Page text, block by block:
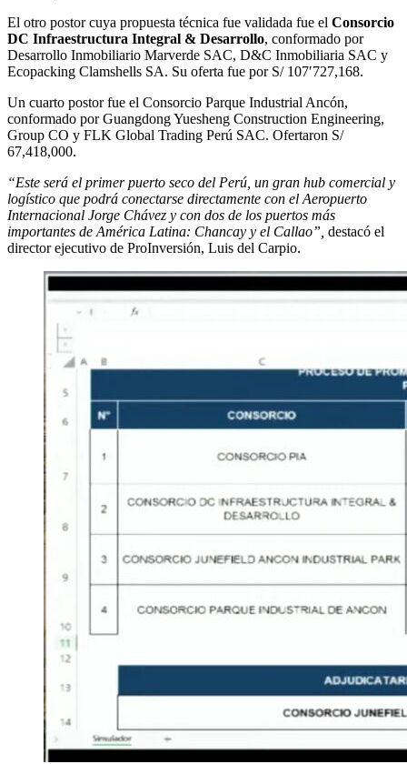
El otro postor cuya propuesta técnica fue validada fue el Consorcio
DC Infraestructura Integral & Desarrollo, conformado por
Desarrollo Inmobiliario Marverde SAC, D&C Inmobiliaria SAC y
Ecopacking Clamshells SA. Su oferta fue por S/ 107′727,168.
Un cuarto postor fue el Consorcio Parque Industrial Ancón,
conformado por Guangdong Yuesheng Construction Engineering,
Group CO y FLK Global Trading Perú SAC. Ofertaron S/
67,418,000.
“Este será el primer puerto seco del Perú, un gran hub comercial y
logístico que podrá conectarse directamente con el Aeropuerto
Internacional Jorge Chávez y con dos de los puertos más
importantes de América Latina: Chancay y el Callao”, destacó el
director ejecutivo de ProInversión, Luis del Carpio.